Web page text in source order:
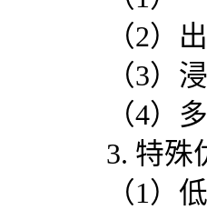
（2）
（3）
（4）
3. 特殊
（1）